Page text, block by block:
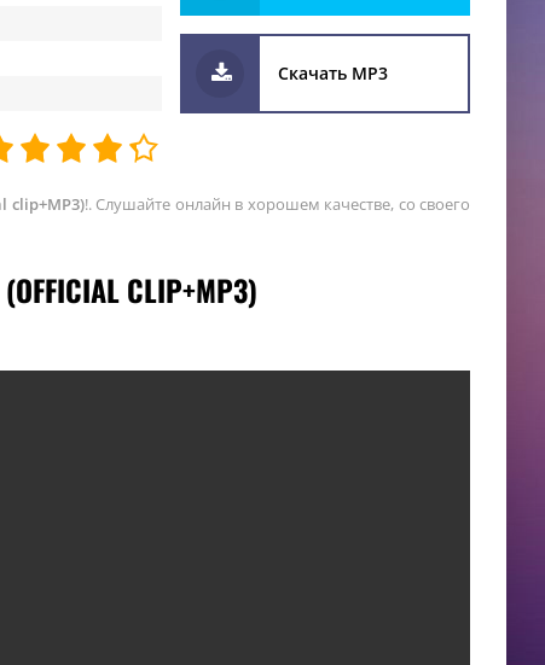
Скачать MP3
clip+MP3)!. Слушайте онлайн в хорошем качестве, со своего
CLIP+MP3)